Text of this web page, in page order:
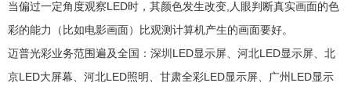
当偏过一定角度观察LED时，其颜色发生改变,人眼判断真实画面的色
彩的能力（比如电影画面）比观测计算机产生的画面要好。
迈普光彩业务范围遍及全国：深圳LED显示屏、河北LED显示屏、北
京LED大屏幕、河北LED照明、甘肃全彩LED显示屏、广州LED显示